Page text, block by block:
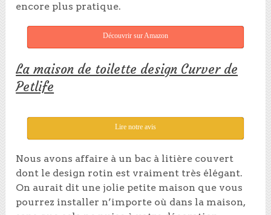
encore plus pratique.
Découvrir sur Amazon
La maison de toilette design Curver de
Petlife
Lire notre avis
Nous avons affaire à un bac à litière couvert
dont le design rotin est vraiment très élégant.
On aurait dit une jolie petite maison que vous
pourrez installer n’importe où dans la maison,